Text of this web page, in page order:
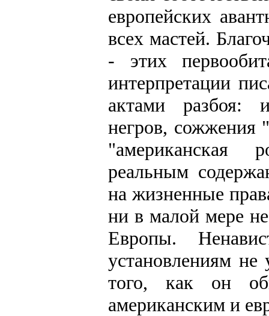
европейских
всех мастей.
- этих
интерпретации
актами разбоя:
негров, сожжения
"американская
реальным
на жизненные
ни в малой мере
Европы.
установлениям не
того, как он
американским и